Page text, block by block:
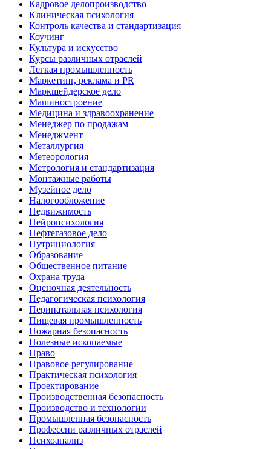
Кадровое делопроизводство
Клиническая психология
Контроль качества и стандартизация
Коучинг
Культура и искусство
Курсы различных отраслей
Легкая промышленность
Маркетинг, реклама и PR
Маркшейдерское дело
Машиностроение
Медицина и здравоохранение
Менеджер по продажам
Менеджмент
Металлургия
Метеорология
Метрология и стандартизация
Монтажные работы
Музейное дело
Налогообложение
Недвижимость
Нейропсихология
Нефтегазовое дело
Нутрициология
Образование
Общественное питание
Охрана труда
Оценочная деятельность
Педагогическая психология
Перинатальная психология
Пищевая промышленность
Пожарная безопасность
Полезные ископаемые
Право
Правовое регулирование
Практическая психология
Проектирование
Производственная безопасность
Производство и технологии
Промышленная безопасность
Профессии различных отраслей
Психоанализ